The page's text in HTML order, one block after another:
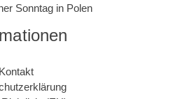
Sonntag in Polen
Kontakt